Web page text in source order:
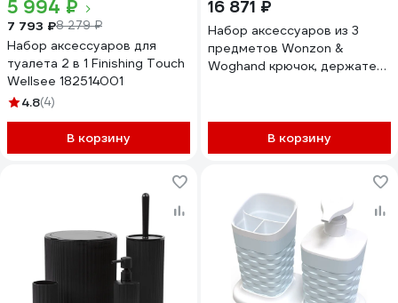
5 994 ₽
7 793 ₽8 279 ₽
Набор аксессуаров для
туалета 2 в 1 Finishing Touch
Wellsee 182514001
4.8(4)
В корзину
16 871 ₽
Набор аксессуаров из 3
предметов Wonzon &
Woghand крючок, держатель
В корзину